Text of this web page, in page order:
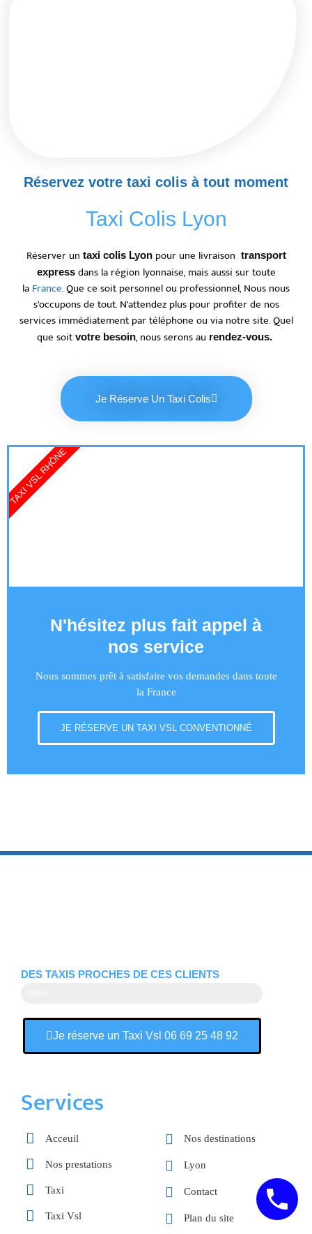
Réservez votre taxi colis à tout moment
Taxi Colis Lyon
Réserver un taxi colis Lyonpour une livraison transport
expressdans la région lyonnaise, mais aussi sur toute
la France. Que ce soit personnel ou professionnel, Nous nous
s’occupons de tout. N’attendez plus pour profiter de nos
services immédiatement par téléphone ou via notre site. Quel
que soit votre besoin, nous serons au rendez-vous.
Je Réserve Un Taxi Colis
N'hésitez plus fait appel à
nos service
Nous sommes prêt à satisfaire vos demandes dans toute
la France
JE RÉSERVE UN TAXI VSL CONVENTIONNÉ
TAXI VSL RHÔNE
DES TAXIS PROCHES DE CES CLIENTS
Je réserve un Taxi Vsl 06 69 25 48 92
Services
Acceuil
Nos prestations
Taxi
Taxi Vsl
Nos destinations
Lyon
Contact
Plan du site